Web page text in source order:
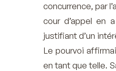
concurrence, par
cour d’appel en
justifiant d’un
Le pourvoi
en tant que telle.